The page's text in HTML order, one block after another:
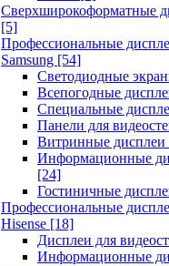
Сверхширокоформатные
[5]
Профессиональные
Samsung [54]
Светодиодные
Всепогодные
Специальные
Панели для
Витринные дисплеи
Информационные
[24]
Гостиничные
Профессиональные
Hisense [18]
Дисплеи для
Информационные